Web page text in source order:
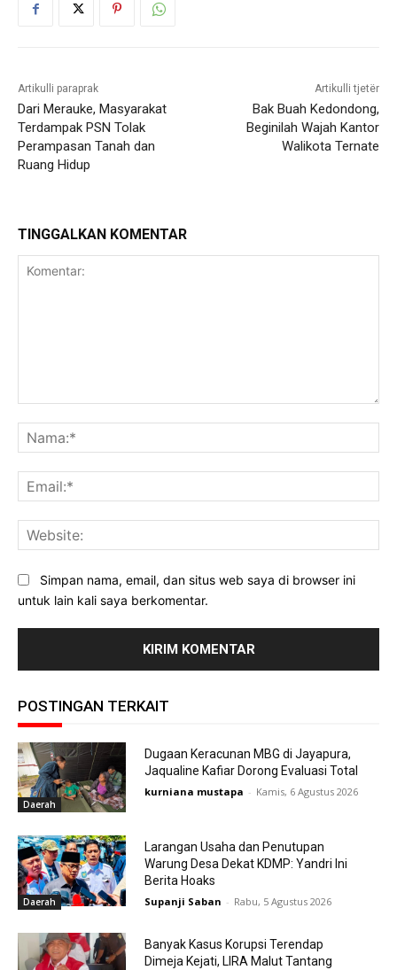
Artikulli paraprak
Dari Merauke, Masyarakat
Terdampak PSN Tolak
Perampasan Tanah dan
Ruang Hidup
Artikulli tjetër
Bak Buah Kedondong,
Beginilah Wajah Kantor
Walikota Ternate
TINGGALKAN KOMENTAR
Simpan nama, email, dan situs web saya di browser ini
untuk lain kali saya berkomentar.
POSTINGAN TERKAIT
Daerah
Dugaan Keracunan MBG di Jayapura,
Jaqualine Kafiar Dorong Evaluasi Total
kurniana mustapa - Kamis, 6 Agustus 2026
Daerah
Larangan Usaha dan Penutupan
Warung Desa Dekat KDMP: Yandri Ini
Berita Hoaks
Supanji Saban - Rabu, 5 Agustus 2026
Banyak Kasus Korupsi Terendap
Dimeja Kejati, LIRA Malut Tantang